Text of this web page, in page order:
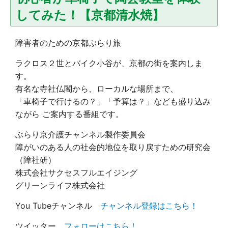
してみた！【京都清水焼】
障害者のための京都ぶらり旅
ラクロス２世とバイク小谷が、京都の街を案内しま
す。
有名な寺社仏閣から、ローカルな場所まで、
「車椅子で行けるの？」「予算は？」なども盛り込み
ながら ご案内する番組です。
ぶらり京介護チャンネル製作委員会
障がいのある人の社会的地位を取り戻すための研究会
（障社研）
株式会社サクセスフルエイジング
グリーンライフ株式会社
You Tubeチャンネル チャンネル登録はこちら！